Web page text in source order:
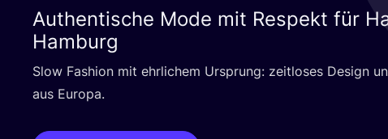
Authentische Mode mit Respekt für
Hamburg
Slow Fashion mit ehr­li­chem Ursprung: zeit­lo­ses Design
aus Europa.